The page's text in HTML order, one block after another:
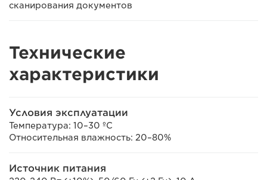
сканирования документов
Технические
характеристики
Условия эксплуатации
Температура: 10–30 ºC
Относительная влажность: 20–80%
Источник питания